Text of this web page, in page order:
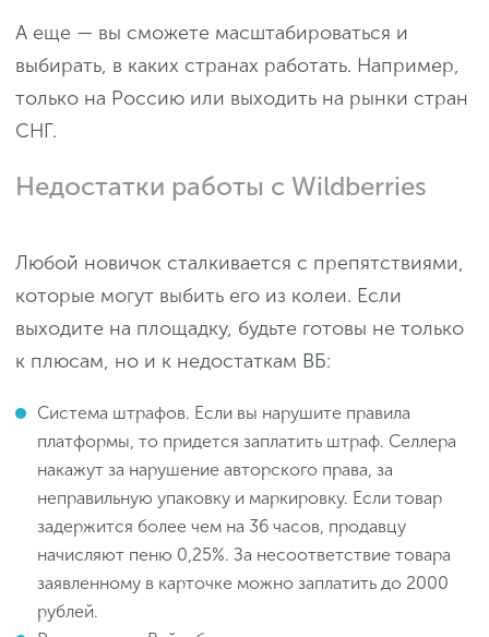
А еще — вы сможете масштабироваться и
выбирать, в каких странах работать. Например,
только на Россию или выходить на рынки стран
СНГ.
Недостатки работы с Wildberries
Любой новичок сталкивается с препятствиями,
которые могут выбить его из колеи. Если
выходите на площадку, будьте готовы не только
к плюсам, но и к недостаткам ВБ:
Система штрафов. Если вы нарушите правила
платформы, то придется заплатить штраф. Селлера
накажут за нарушение авторского права, за
неправильную упаковку и маркировку. Если товар
задержится более чем на 36 часов, продавцу
начисляют пеню 0,25%. За несоответствие товара
заявленному в карточке можно заплатить до 2000
рублей.